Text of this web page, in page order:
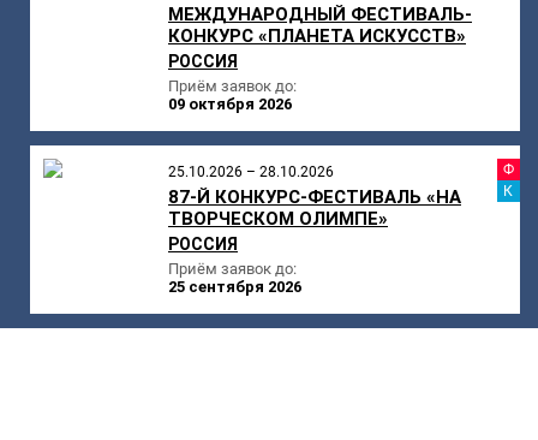
МЕЖДУНАРОДНЫЙ ФЕСТИВАЛЬ-
КОНКУРС «ПЛАНЕТА ИСКУССТВ»
РОССИЯ
Приём заявок до:
09 октября 2026
25.10.2026 – 28.10.2026
87-Й КОНКУРС-ФЕСТИВАЛЬ «НА
ТВОРЧЕСКОМ ОЛИМПЕ»
РОССИЯ
Приём заявок до:
25 сентября 2026